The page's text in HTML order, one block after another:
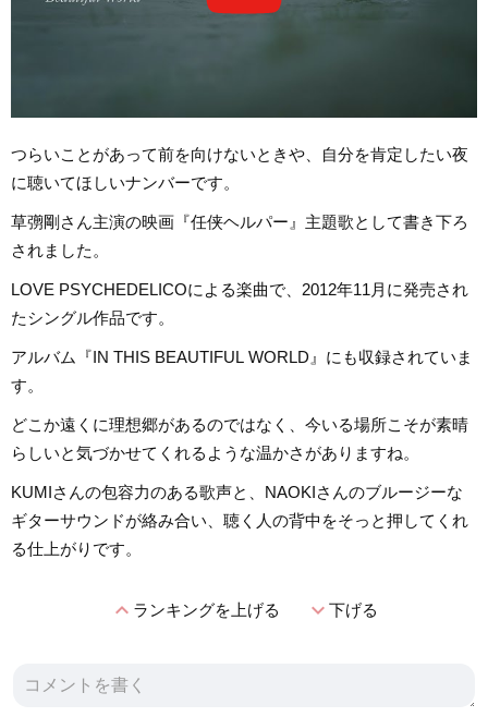
つらいことがあって前を向けないときや、自分を肯定したい夜
に聴いてほしいナンバーです。
草彅剛さん主演の映画『任侠ヘルパー』主題歌として書き下ろ
されました。
LOVE PSYCHEDELICOによる楽曲で、2012年11月に発売され
たシングル作品です。
アルバム『IN THIS BEAUTIFUL WORLD』にも収録されていま
す。
どこか遠くに理想郷があるのではなく、今いる場所こそが素晴
らしいと気づかせてくれるような温かさがありますね。
KUMIさんの包容力のある歌声と、NAOKIさんのブルージーな
ギターサウンドが絡み合い、聴く人の背中をそっと押してくれ
る仕上がりです。
expand_lessランキングを上げる expand_more下げる